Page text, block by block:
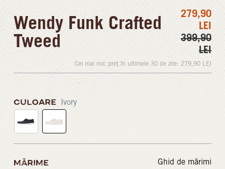
Wendy Funk Crafted
Tweed
279,90
LEI
399,90
LEI
Cel mai mic preț în ultimele 30 de zile: 279,90 LEI
CULOARE Ivory
MĂRIME Ghid de mărimi